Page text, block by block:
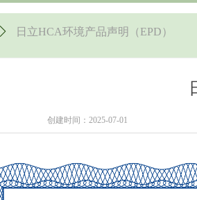
创建时间： 2025-07-01
ꄲ 日立HCA环境产品声明（EPD）